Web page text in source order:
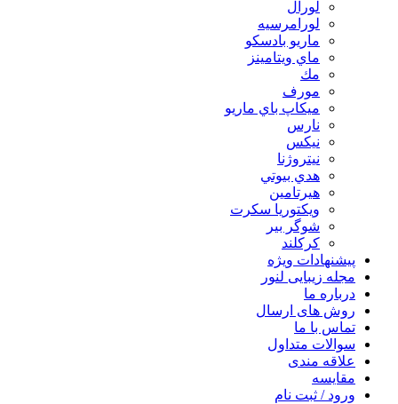
لورال
لورامرسيه
ماريو بادسكو
ماي ويتامينز
مك
مورف
ميكاپ باي ماريو
نارس
نيكس
نیتروژنا
هدي بيوتي
هیرتامین
ویکتوریا سکرت
شوگر بير
کرکلند
پیشنهادات ویژه
مجله زیبایی لنور
درباره ما
روش های ارسال
تماس با ما
سوالات متداول
علاقه مندی
مقایسه
ورود / ثبت نام